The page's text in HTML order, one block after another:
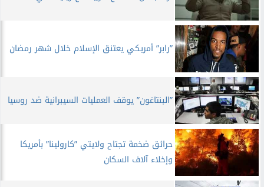
”رابر” أمريكي يعتنق الإسلام خلال شهر رمضان
”البنتاغون” يوقف العمليات السيبرانية ضد روسيا
حرائق ضخمة تجتاح ولايتي ”كارولينا” بأمريكا
وإخلاء آلاف السكان